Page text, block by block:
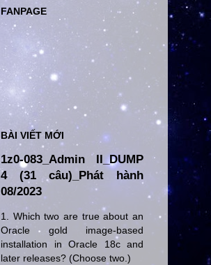
FANPAGE
BÀI VIẾT MỚI
1z0-083_Admin II_DUMP
4 (31 câu)_Phát hành
08/2023
1. Which two are true about an
Oracle gold image-based
installation in Oracle 18c and
later releases? (Choose two.)